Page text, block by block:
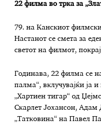
22 филма во трка за
79. на Канскиот
Настанот се смета за
светот на филмот,
Годинава, 22 филма се
палма“, вклучувајќи ја
„Хартиен тигар“ од
Скарлет Јохансон, Адам
„Татковина“ на Павел